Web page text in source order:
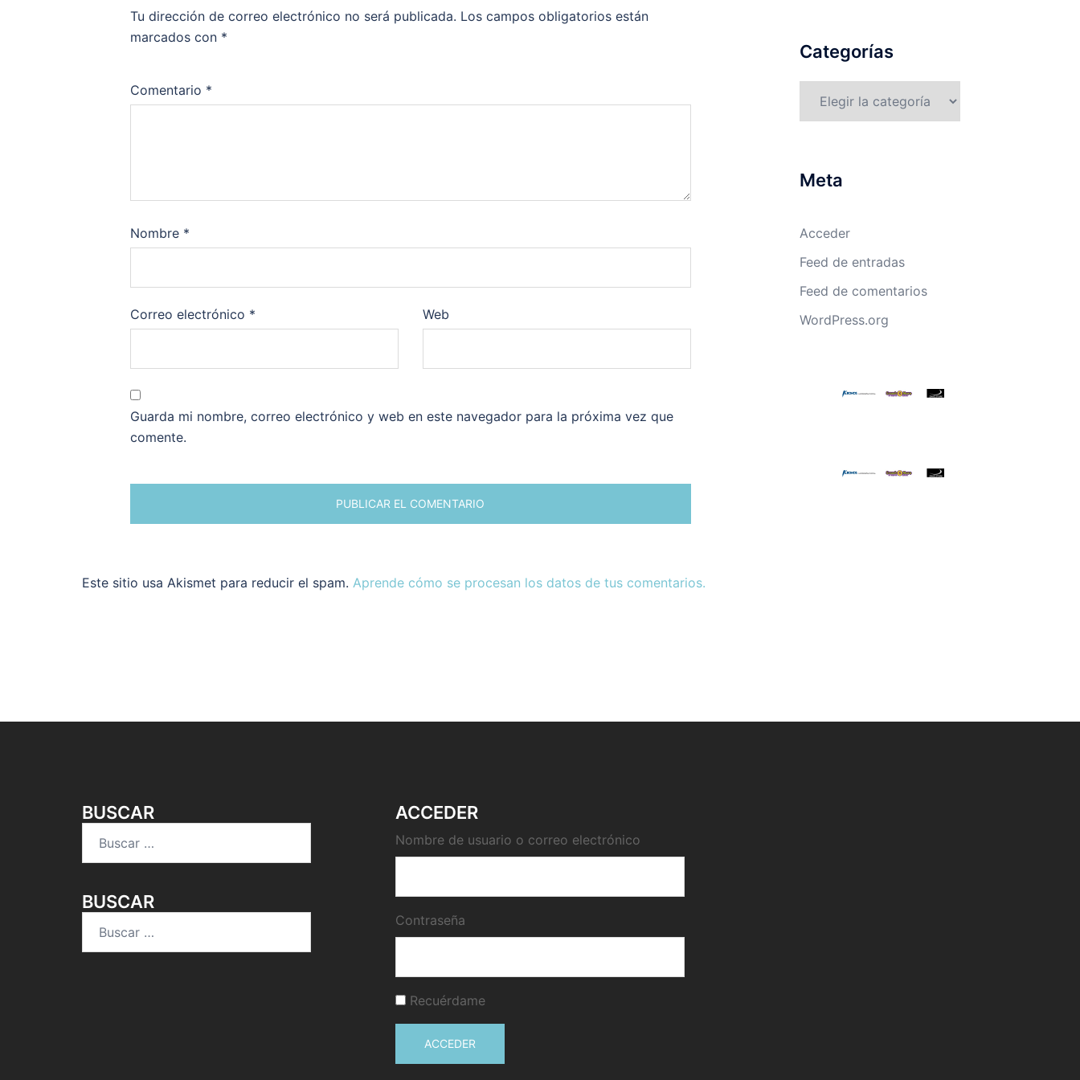
Tu dirección de correo electrónico no será publicada. Los campos obligatorios están
marcados con *
Comentario *
Nombre *
Correo electrónico * Web
Guarda mi nombre, correo electrónico y web en este navegador para la próxima vez que
comente.
Este sitio usa Akismet para reducir el spam. Aprende cómo se procesan los datos de tus comentarios.
Categorías
Meta
Acceder
Feed de entradas
Feed de comentarios
WordPress.org
BUSCAR
BUSCAR
ACCEDER
Nombre de usuario o correo electrónico
Contraseña
Recuérdame
ACCEDER